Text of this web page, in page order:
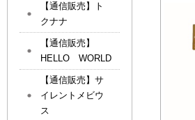
【通信販売】ト
クナナ
【通信販売】
HELLO WORLD
【通信販売】サ
イレントメビウ
ス